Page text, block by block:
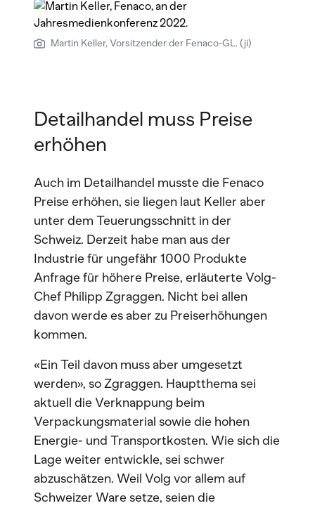
Martin Keller, Vorsitzender der Fenaco-GL. (ji)
Detailhandel muss Preise
erhöhen
Auch im Detailhandel musste die Fenaco
Preise erhöhen, sie liegen laut Keller aber
unter dem Teuerungsschnitt in der
Schweiz. Derzeit habe man aus der
Industrie für ungefähr 1000 Produkte
Anfrage für höhere Preise, erläuterte Volg-
Chef Philipp Zgraggen. Nicht bei allen
davon werde es aber zu Preiserhöhungen
kommen.
«Ein Teil davon muss aber umgesetzt
werden», so Zgraggen. Hauptthema sei
aktuell die Verknappung beim
Verpackungsmaterial sowie die hohen
Energie- und Transportkosten. Wie sich die
Lage weiter entwickle, sei schwer
abzuschätzen. Weil Volg vor allem auf
Schweizer Ware setze, seien die